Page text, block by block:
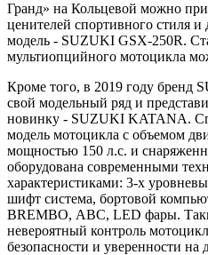
Гранд» на Кольцевой можно
ценителей спортивного стиля и
модель - SUZUKI GSX-250R.
мультиопцийного мотоцикла
Кроме того, в 2019 году бренд
свой модельный ряд и
новинку - SUZUKI KATANA.
модель мотоцикла с объемом
мощностью 150 л.с. и
оборудована современными
характеристиками: 3-х
шифт система, бортовой
BREMBO, АВС, LED фары.
невероятный контроль
безопасности и уверенности на